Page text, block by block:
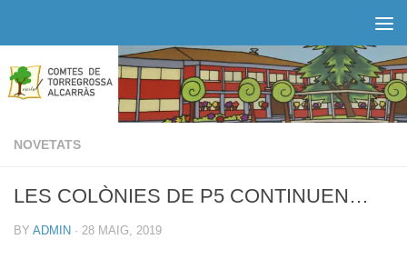
NOVETATS
LES COLÒNIES DE P5 CONTINUEN…
BY ADMIN · 28 MAIG, 2019